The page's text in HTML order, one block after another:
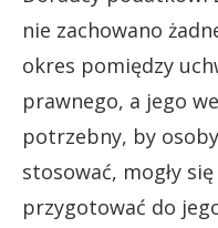
nie zachowano
okres pomiędzy
prawnego, a jego
potrzebny, by
stosować, mogły
przygotować do